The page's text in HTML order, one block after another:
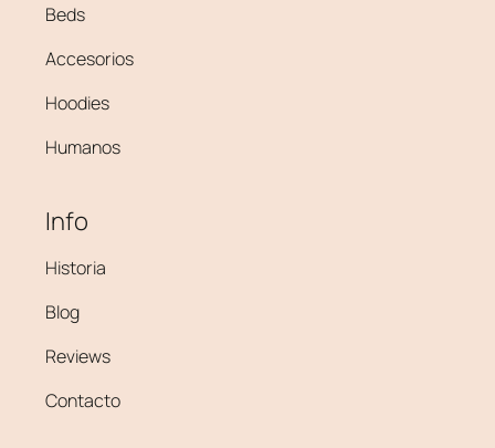
Beds
Accesorios
Hoodies
Humanos
Info
Historia
Blog
Reviews
Contacto